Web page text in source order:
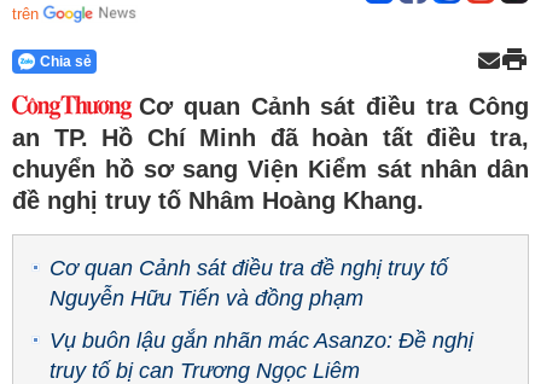
trên
Chia sẻ
Cơ quan Cảnh sát điều tra Công
an TP. Hồ Chí Minh đã hoàn tất điều tra,
chuyển hồ sơ sang Viện Kiểm sát nhân dân
đề nghị truy tố Nhâm Hoàng Khang.
Cơ quan Cảnh sát điều tra đề nghị truy tố
Nguyễn Hữu Tiến và đồng phạm
Vụ buôn lậu gắn nhãn mác Asanzo: Đề nghị
truy tố bị can Trương Ngọc Liêm